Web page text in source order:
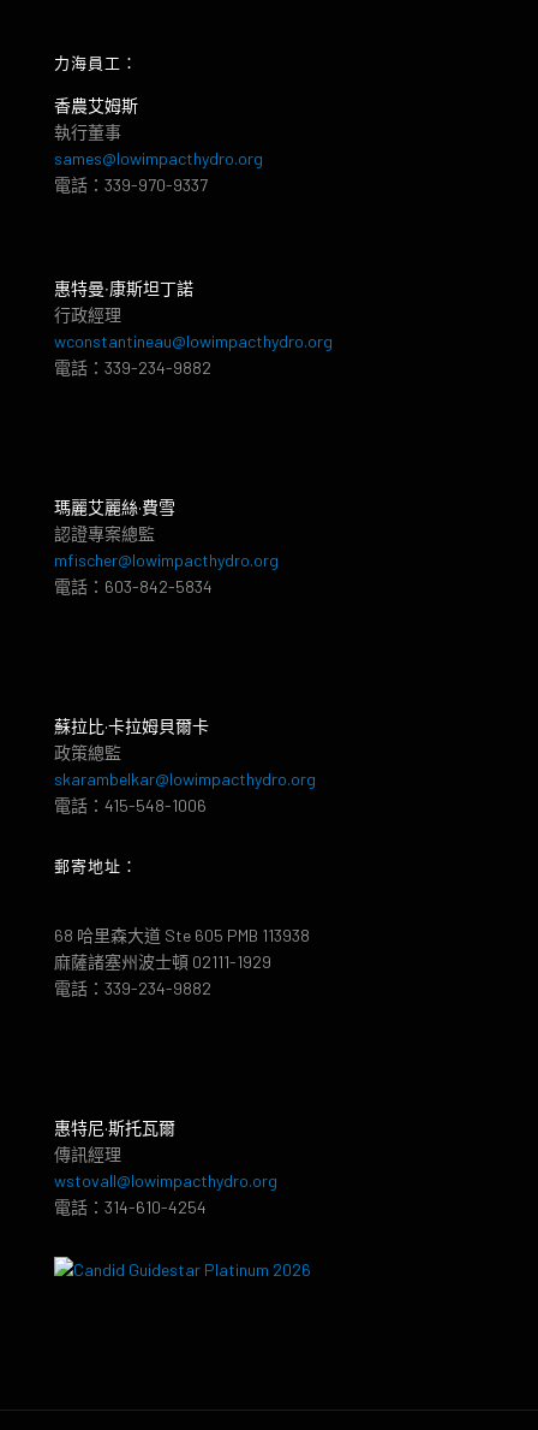
力海員工：
香農艾姆斯
執行董事
sames@lowimpacthydro.org
電話：339-970-9337
惠特曼‧康斯坦丁諾
行政經理
wconstantineau@lowimpacthydro.org
電話：339-234-9882
瑪麗艾麗絲·費雪
認證專案總監
mfischer@lowimpacthydro.org
電話：603-842-5834
蘇拉比·卡拉姆貝爾卡
政策總監
skarambelkar@lowimpacthydro.org
電話：415-548-1006
郵寄地址：
68 哈里森大道 Ste 605 PMB 113938
麻薩諸塞州波士頓 02111-1929
電話：339-234-9882
惠特尼·斯托瓦爾
傳訊經理
wstovall@lowimpacthydro.org
電話：314-610-4254